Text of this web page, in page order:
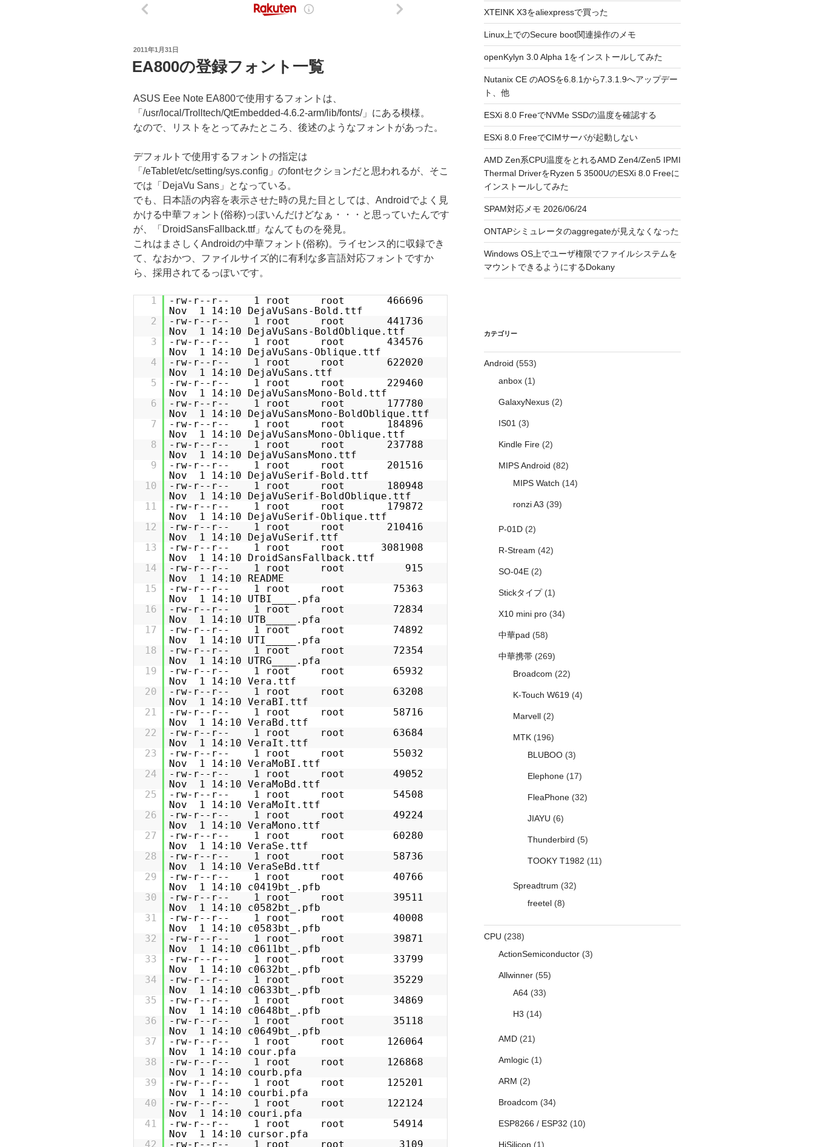
投
日:
2011年1月31日
EA800の登録フォント一覧
ASUS Eee Note EA800で使用するフォントは、
「/usr/local/Trolltech/QtEmbedded-4.6.2-arm/lib/fonts/」にある模様。
なので、リストをとってみたところ、後述のようなフォントがあった。
デフォルトで使用するフォントの指定は
「/eTablet/etc/setting/sys.config」のfontセクションだと思われるが、そこ
では「DejaVu Sans」となっている。
でも、日本語の内容を表示させた時の見た目としては、Androidでよく見
かける中華フォント(俗称)っぽいんだけどなぁ・・・と思っていたんです
が、「DroidSansFallback.ttf」なんてものを発見。
これはまさしくAndroidの中華フォント(俗称)。ライセンス的に収録でき
て、なおかつ、ファイルサイズ的に有利な多言語対応フォントですか
ら、採用されてるっぽいです。
1
-rw-r--r-- 1 root root 466696
Nov 1 14:10 DejaVuSans-Bold.ttf
2
-rw-r--r-- 1 root root 441736
Nov 1 14:10 DejaVuSans-BoldOblique.ttf
3
-rw-r--r-- 1 root root 434576
Nov 1 14:10 DejaVuSans-Oblique.ttf
4
-rw-r--r-- 1 root root 622020
Nov 1 14:10 DejaVuSans.ttf
5
-rw-r--r-- 1 root root 229460
Nov 1 14:10 DejaVuSansMono-Bold.ttf
6
-rw-r--r-- 1 root root 177780
Nov 1 14:10 DejaVuSansMono-BoldOblique.ttf
7
-rw-r--r-- 1 root root 184896
Nov 1 14:10 DejaVuSansMono-Oblique.ttf
8
-rw-r--r-- 1 root root 237788
Nov 1 14:10 DejaVuSansMono.ttf
9
-rw-r--r-- 1 root root 201516
Nov 1 14:10 DejaVuSerif-Bold.ttf
10
-rw-r--r-- 1 root root 180948
Nov 1 14:10 DejaVuSerif-BoldOblique.ttf
11
-rw-r--r-- 1 root root 179872
Nov 1 14:10 DejaVuSerif-Oblique.ttf
12
-rw-r--r-- 1 root root 210416
Nov 1 14:10 DejaVuSerif.ttf
13
-rw-r--r-- 1 root root 3081908
Nov 1 14:10 DroidSansFallback.ttf
14
-rw-r--r-- 1 root root 915
Nov 1 14:10 README
15
-rw-r--r-- 1 root root 75363
Nov 1 14:10 UTBI____.pfa
16
-rw-r--r-- 1 root root 72834
Nov 1 14:10 UTB_____.pfa
17
-rw-r--r-- 1 root root 74892
Nov 1 14:10 UTI_____.pfa
18
-rw-r--r-- 1 root root 72354
Nov 1 14:10 UTRG____.pfa
19
-rw-r--r-- 1 root root 65932
Nov 1 14:10 Vera.ttf
20
-rw-r--r-- 1 root root 63208
Nov 1 14:10 VeraBI.ttf
21
-rw-r--r-- 1 root root 58716
Nov 1 14:10 VeraBd.ttf
22
-rw-r--r-- 1 root root 63684
Nov 1 14:10 VeraIt.ttf
23
-rw-r--r-- 1 root root 55032
Nov 1 14:10 VeraMoBI.ttf
24
-rw-r--r-- 1 root root 49052
Nov 1 14:10 VeraMoBd.ttf
25
-rw-r--r-- 1 root root 54508
Nov 1 14:10 VeraMoIt.ttf
26
-rw-r--r-- 1 root root 49224
Nov 1 14:10 VeraMono.ttf
27
-rw-r--r-- 1 root root 60280
Nov 1 14:10 VeraSe.ttf
28
-rw-r--r-- 1 root root 58736
Nov 1 14:10 VeraSeBd.ttf
29
-rw-r--r-- 1 root root 40766
Nov 1 14:10 c0419bt_.pfb
30
-rw-r--r-- 1 root root 39511
Nov 1 14:10 c0582bt_.pfb
31
-rw-r--r-- 1 root root 40008
Nov 1 14:10 c0583bt_.pfb
32
-rw-r--r-- 1 root root 39871
Nov 1 14:10 c0611bt_.pfb
33
-rw-r--r-- 1 root root 33799
Nov 1 14:10 c0632bt_.pfb
34
-rw-r--r-- 1 root root 35229
Nov 1 14:10 c0633bt_.pfb
35
-rw-r--r-- 1 root root 34869
Nov 1 14:10 c0648bt_.pfb
36
-rw-r--r-- 1 root root 35118
Nov 1 14:10 c0649bt_.pfb
37
-rw-r--r-- 1 root root 126064
Nov 1 14:10 cour.pfa
38
-rw-r--r-- 1 root root 126868
Nov 1 14:10 courb.pfa
39
-rw-r--r-- 1 root root 125201
Nov 1 14:10 courbi.pfa
40
-rw-r--r-- 1 root root 122124
Nov 1 14:10 couri.pfa
41
-rw-r--r-- 1 root root 54914
Nov 1 14:10 cursor.pfa
42
-rw-r--r-- 1 root root 3109
XTEINK X3をaliexpressで買った
Linux上でのSecure boot関連操作のメモ
openKylyn 3.0 Alpha 1をインストールしてみた
Nutanix CE のAOSを6.8.1から7.3.1.9へアップデー
ト、他
ESXi 8.0 FreeでNVMe SSDの温度を確認する
ESXi 8.0 FreeでCIMサーバが起動しない
AMD Zen系CPU温度をとれるAMD Zen4/Zen5 IPMI
Thermal DriverをRyzen 5 3500UのESXi 8.0 Freeに
インストールしてみた
SPAM対応メモ 2026/06/24
ONTAPシミュレータのaggregateが見えなくなった
Windows OS上でユーザ権限でファイルシステムを
マウントできるようにするDokany
カテゴリー
Android (553)
anbox(1)
GalaxyNexus(2)
IS01 (3)
Kindle Fire(2)
MIPS Android (82)
MIPS Watch (14)
ronzi A3 (39)
P-01D(2)
R-Stream (42)
SO-04E(2)
Stickタイプ(1)
X10 mini pro(34)
中華pad (58)
中華携帯(269)
Broadcom (22)
K-Touch W619(4)
Marvell(2)
MTK(196)
BLUBOO(3)
Elephone(17)
FleaPhone(32)
JIAYU (6)
Thunderbird (5)
TOOKY T1982 (11)
Spreadtrum (32)
freetel(8)
CPU (238)
ActionSemiconductor(3)
Allwinner(55)
A64(33)
H3 (14)
AMD(21)
Amlogic(1)
ARM (2)
Broadcom (34)
ESP8266 / ESP32 (10)
HiSilicon (1)